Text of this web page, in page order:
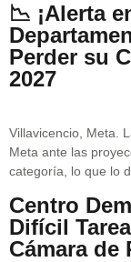
📉 ¡Alerta
Perder su
2027
Villavicencio, Meta.
Meta ante las
categoría, lo que lo
Centro
Difícil
Cámara de